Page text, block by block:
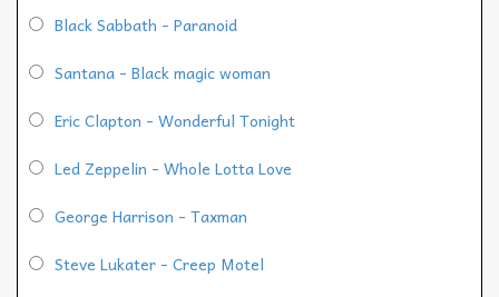
Black Sabbath - Paranoid
Santana - Black magic woman
Eric Clapton - Wonderful Tonight
Led Zeppelin - Whole Lotta Love
George Harrison - Taxman
Steve Lukater - Creep Motel